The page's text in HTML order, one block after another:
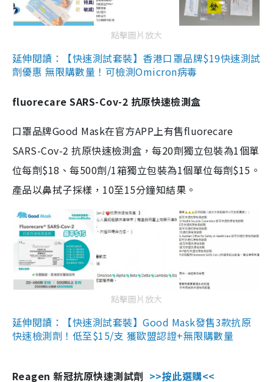
點擊圖片放大
延伸閱讀：【快速測試套裝】香港口罩品牌$19快速測試
劑優惠 無限購數量！可檢測Omicron病毒
fluorecare SARS-Cov-2 抗原快速檢測盒
口罩品牌Good Mask在官方APP上有售fluorecare
SARS-Cov-2 抗原快速檢測盒，每20劑獨立包裝為1個單
位每劑$18、每500劑/1箱獨立包裝為1個單位每劑$15。
產品以鼻拭子採樣，10至15分鐘知結果。
點擊圖片放大
延伸閱讀：【快速測試套裝】Good Mask發售3款抗原
快速檢測劑！低至$15/支 獲歐盟認證+無限購數量
Reagen 新冠抗原快速測試劑 >>按此選購<<